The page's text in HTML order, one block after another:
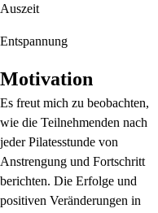
Auszeit
Entspannung
Motivation
Es freut mich zu beobachten,
wie die Teilnehmenden nach
jeder Pilatesstunde von
Anstrengung und Fortschritt
berichten. Die Erfolge und
positiven Veränderungen in